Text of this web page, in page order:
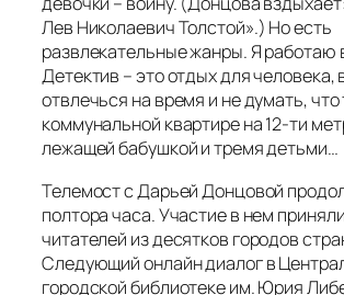
Лев Николаевич Толстой».) Но есть
развлекательные жанры. Я работаю
Детектив – это отдых для человека,
отвлечься на время и не думать,
коммунальной квартире на 12-ти
лежащей бабушкой и тремя детьми…
Телемост с Дарьей Донцовой
полтора часа. Участие в нем
читателей из десятков городов
Следующий онлайн диалог в
городской библиотеке им. Юрия